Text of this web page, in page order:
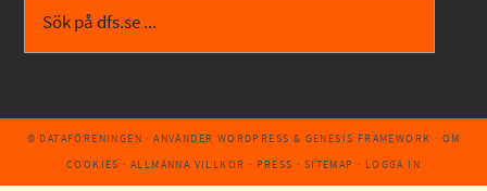
© DATAFÖRENINGEN · ANVÄNDER WORDPRESS & GENESIS FRAMEWORK · OM
COOKIES · ALLMÄNNA VILLKOR · PRESS · SITEMAP · LOGGA IN